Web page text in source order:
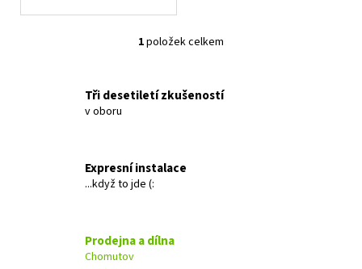
O
l
á
í
1položek celkem
Tři desetiletí zkušeností
v oboru
Expresní instalace
...když to jde (:
Prodejna a dílna
Chomutov